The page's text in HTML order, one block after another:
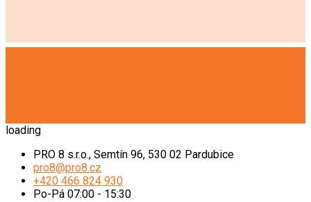
loading
PRO 8 s.r.o., Semtín 96, 530 02 Pardubice
pro8@pro8.cz
+420 466 824 930
Po-Pá 07:00 - 15:30